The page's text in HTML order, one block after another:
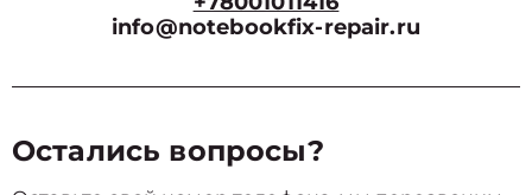
info@notebookfix-repair.ru
Остались вопросы?